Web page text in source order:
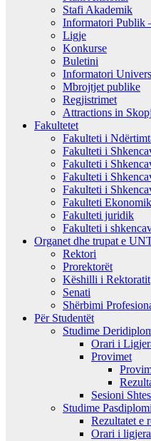
Stafi Akademik
Informatori Publik
Ligje
Konkurse
Buletini
Informatori
Mbrojtjet publike
Regjistrimet
Attractions in
Fakultetet
Fakulteti i
Fakulteti i
Fakulteti i
Fakulteti i
Fakulteti i
Fakulteti Ekonomik
Fakulteti juridik
Fakulteti i
Organet dhe trupat e
Rektori
Prorektorët
Këshilli i Rektoratit
Senati
Shërbimi
Për Studentët
Studime
Orari i
Provimet
Sesioni
Studime
Rezultatet e
Orari i